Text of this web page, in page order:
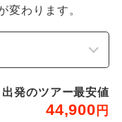
変わります。
出発のツアー最安値
44,900 円